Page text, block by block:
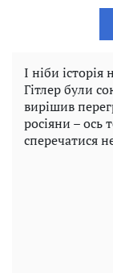
І ніби
Гітлер були
вирішив
росіяни – ось
сперечатися